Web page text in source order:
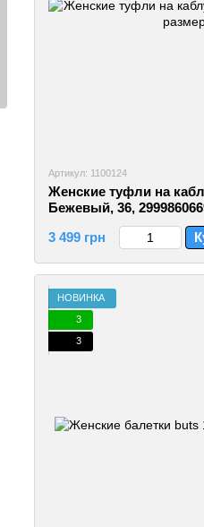
Артикул: 1100124
Женские туфли на
Бежевый, 36,
3 499 грн
НОВИНКА
3
3